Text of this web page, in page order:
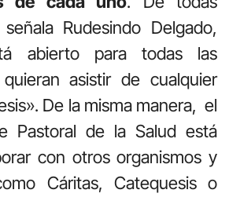
Rudesindo Delgado,
abierto para todas las
asistir de cualquier
De la misma manera, el
Pastoral de la Salud está
con otros organismos y
Cáritas, Catequesis o